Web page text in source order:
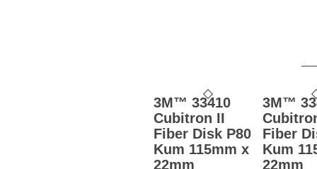
3M™ 33410
Cubitron II
Fiber Disk P80
Kum 115mm x
22mm
3M™
Fiber
Kum
22mm